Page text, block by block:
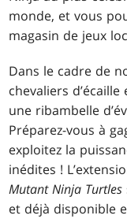
monde, et vous
magasin de jeux
Dans le cadre de
chevaliers
une ribambelle
Préparez-vous à
exploitez la
inédites !
Mutant Ninja Turtles
et déjà disponible